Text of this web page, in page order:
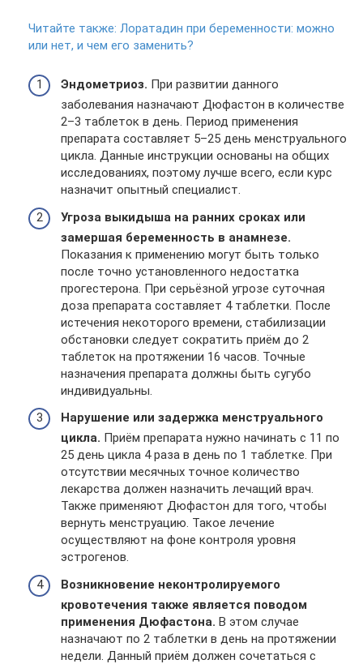
Читайте также: Лоратадин при беременности: можно
или нет, и чем его заменить?
Эндометриоз. При развитии данного
заболевания назначают Дюфастон в количестве
2–3 таблеток в день. Период применения
препарата составляет 5–25 день менструального
цикла. Данные инструкции основаны на общих
исследованиях, поэтому лучше всего, если курс
назначит опытный специалист.
Угроза выкидыша на ранних сроках или
замершая беременность в анамнезе.
Показания к применению могут быть только
после точно установленного недостатка
прогестерона. При серьёзной угрозе суточная
доза препарата составляет 4 таблетки. После
истечения некоторого времени, стабилизации
обстановки следует сократить приём до 2
таблеток на протяжении 16 часов. Точные
назначения препарата должны быть сугубо
индивидуальны.
Нарушение или задержка менструального
цикла. Приём препарата нужно начинать с 11 по
25 день цикла 4 раза в день по 1 таблетке. При
отсутствии месячных точное количество
лекарства должен назначить лечащий врач.
Также применяют Дюфастон для того, чтобы
вернуть менструацию. Такое лечение
осуществляют на фоне контроля уровня
эстрогенов.
Возникновение неконтролируемого
кровотечения также является поводом
применения Дюфастона. В этом случае
назначают по 2 таблетки в день на протяжении
недели. Данный приём должен сочетаться с